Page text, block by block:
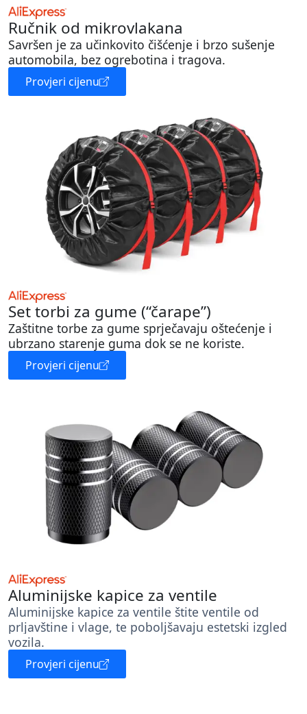
Ručnik od mikrovlakana
Savršen je za učinkovito čišćenje i brzo sušenje
automobila, bez ogrebotina i tragova.
Provjeri cijenu
Set torbi za gume (“čarape”)
Zaštitne torbe za gume sprječavaju oštećenje i
ubrzano starenje guma dok se ne koriste.
Provjeri cijenu
Aluminijske kapice za ventile
Aluminijske kapice za ventile štite ventile od
prljavštine i vlage, te poboljšavaju estetski izgled
vozila.
Provjeri cijenu